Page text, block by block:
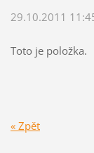
29.10.2011
Toto je položka.
« Zpět